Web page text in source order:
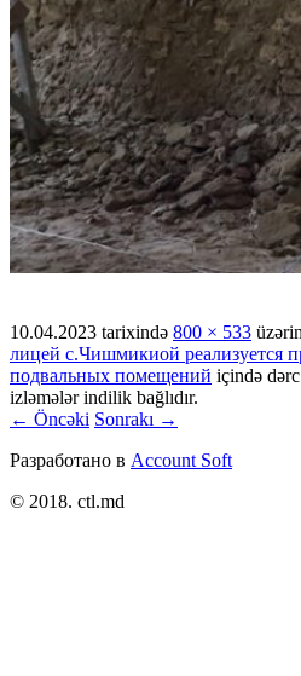
10.04.2023 tarixində 800 × 533
лицей с.Чишмикиой реализуется
подвальных помещений içində
izləmələr indilik bağlıdır.
← Öncəki Sonrakı →
Разработано в Account Soft
© 2018. ctl.md